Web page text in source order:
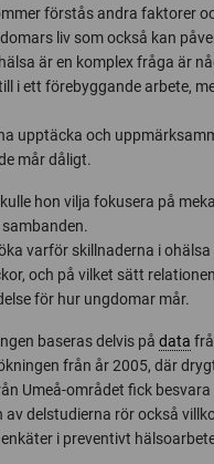
förstås andra faktorer
liv som också kan
är en komplex fråga är
i ett förebyggande arbete,
upptäcka och
mår dåligt.
hon vilja fokusera på
varför skillnaderna i
och på vilket sätt
för hur ungdomar mår.
baseras delvis på data
från år 2005, där
Umeå-området fick
av delstudierna rör också
i preventivt